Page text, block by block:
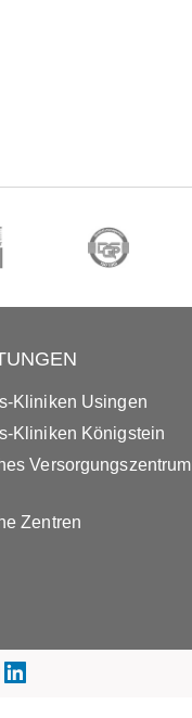
Kliniken Usingen
Kliniken Königstein
Versorgungszentrum
Zentren